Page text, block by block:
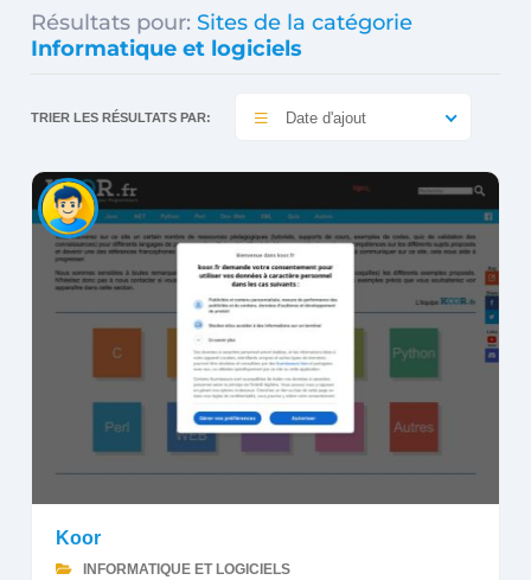
Résultats pour: Sites de la catégorie
Informatique et logiciels
TRIER LES RÉSULTATS PAR: Date d'ajout
Koor
INFORMATIQUE ET LOGICIELS